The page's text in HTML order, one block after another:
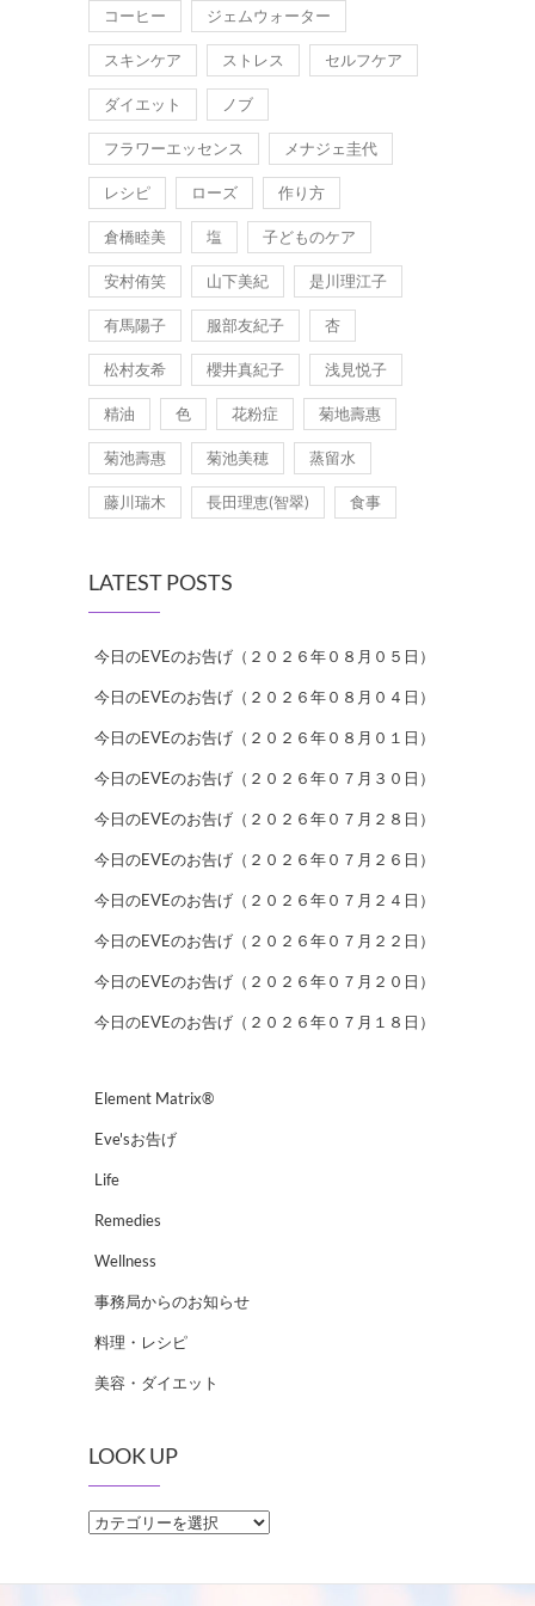
コーヒー ジェムウォーター
スキンケア ストレス セルフケア
ダイエット ノブ
フラワーエッセンス メナジェ圭代
レシピ ローズ 作り方
倉橋睦美 塩 子どものケア
安村侑笑 山下美紀 是川理江子
有馬陽子 服部友紀子 杏
松村友希 櫻井真紀子 浅見悦子
精油 色 花粉症 菊地壽惠
菊池壽惠 菊池美穂 蒸留水
藤川瑞木 長田理恵(智翠) 食事
LATEST POSTS
今日のEVEのお告げ（２０２６年０８月０５日）
今日のEVEのお告げ（２０２６年０８月０４日）
今日のEVEのお告げ（２０２６年０８月０１日）
今日のEVEのお告げ（２０２６年０７月３０日）
今日のEVEのお告げ（２０２６年０７月２８日）
今日のEVEのお告げ（２０２６年０７月２６日）
今日のEVEのお告げ（２０２６年０７月２４日）
今日のEVEのお告げ（２０２６年０７月２２日）
今日のEVEのお告げ（２０２６年０７月２０日）
今日のEVEのお告げ（２０２６年０７月１８日）
Element Matrix®
Eve'sお告げ
Life
Remedies
Wellness
事務局からのお知らせ
料理・レシピ
美容・ダイエット
LOOK UP
LOOK